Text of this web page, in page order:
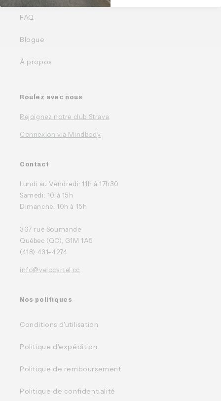
FAQ
Blogue
À propos
Roulez avec nous
Rejoignez notre club Strava
Connexion via Mindbody
Contact
Lundi au Vendredi: 11h à 17h30
Samedi: 10 à 15h
Dimanche: 10h à 15h
367 rue Soumande
Québec (QC), G1M 1A5
(418) 431-4274
info@velocartel.cc
Nos politiques
Conditions d'utilisation
Politique d'expédition
Politique de remboursement
Politique de confidentialité